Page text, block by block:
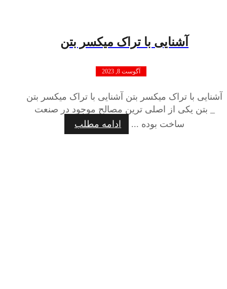
آشنایی با تراک میکسر بتن
آگوست 8, 2023
آشنایی با تراک میکسر بتن آشنایی با تراک میکسر بتن
_ بتن یکی از اصلی ترین مصالح موجود در صنعت
ساخت بوده ...
ادامه مطلب